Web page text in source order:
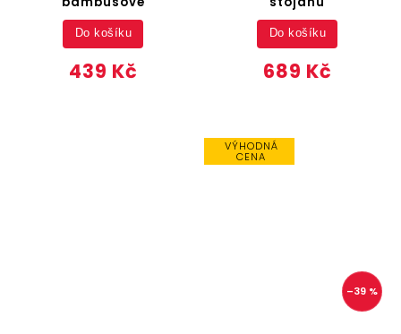
439 Kč
Do košíku
689 Kč
Do košíku
VÝHODNÁ
CENA
–39 %